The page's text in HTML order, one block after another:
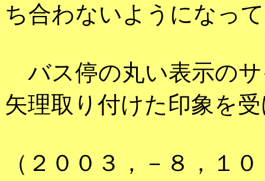
ち合わないようになっ
バス停の丸い表示の
矢理取り付けた印象を
（２００３，－８，１